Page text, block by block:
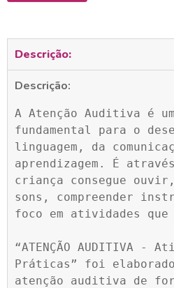
Descrição:
Descrição:
A Atenção Auditiva é
fundamental para o
linguagem, da
aprendizagem. É
criança consegue
sons, compreender
foco em atividades que
“ATENÇÃO AUDITIVA -
Práticas” foi
atenção auditiva de